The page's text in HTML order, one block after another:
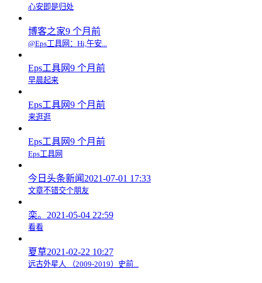
心安即是归处
博客之家9 个月前
@Eps工具网：Hi,午安...
Eps工具网9 个月前
早晨起来
Eps工具网9 个月前
来逛逛
Eps工具网9 个月前
Eps工具网
今日头条新闻 2021-07-01 17:33
文章不错交个朋友
栾。 2021-05-04 22:59
看看
夏草2021-02-22 10:27
远古外星人 （2009-2019）史前...